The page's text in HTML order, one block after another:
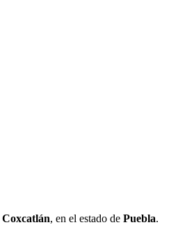
Coxcatlán, en el estado de Puebla.